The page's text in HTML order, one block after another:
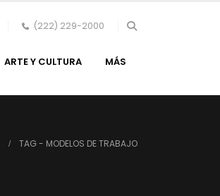
(222) 229-2000
ARTE Y CULTURA MÁS
TAG - MODELOS DE TRABAJO